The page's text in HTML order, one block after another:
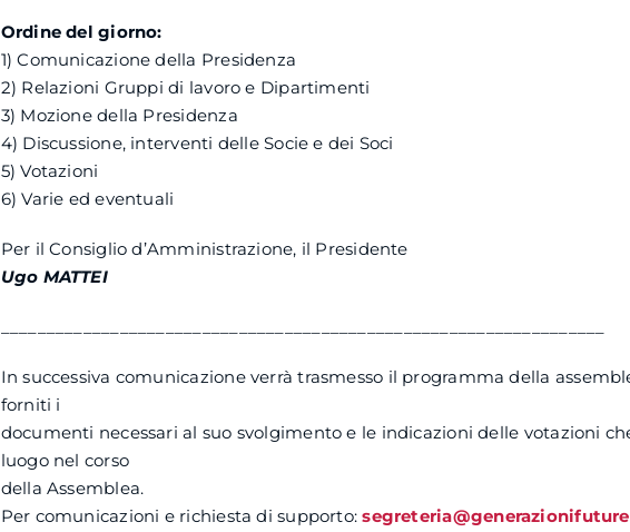
Ordine del giorno:
1) Comunicazione della Presidenza
2) Relazioni Gruppi di lavoro e Dipartimenti
3) Mozione della Presidenza
4) Discussione, interventi delle Socie e dei Soci
5) Votazioni
6) Varie ed eventuali
Per il Consiglio d’Amministrazione, il Presidente
Ugo MATTEI
In successiva comunicazione verrà trasmesso il programma della
forniti i
documenti necessari al suo svolgimento e le indicazioni delle votazioni
luogo nel corso
della Assemblea.
Per comunicazioni e richiesta di supporto: